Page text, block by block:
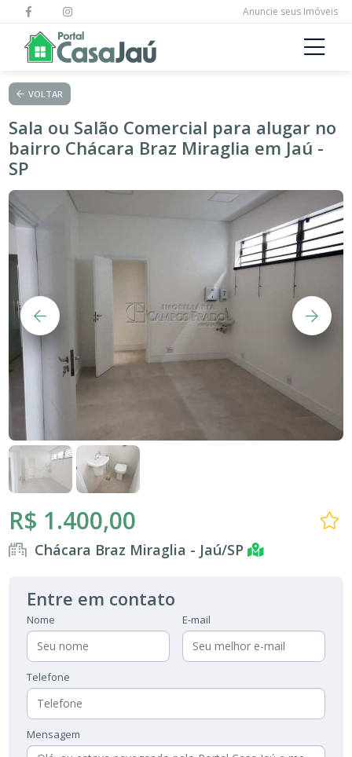
Anuncie seus Imóveis
VOLTAR
Sala ou Salão Comercial para alugar no
bairro Chácara Braz Miraglia em Jaú -
SP
R$ 1.400,00
Chácara Braz Miraglia - Jaú/SP
Entre em contato
Nome E-mail
Telefone
Mensagem